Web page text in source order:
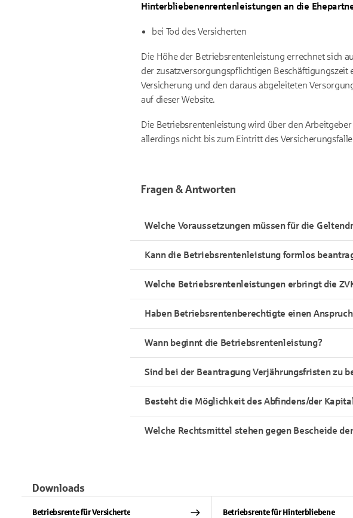
Hinterbliebenenrentenleistungen an die
bei Tod des Versicherten
Die Höhe der Betriebsrentenleistung errechnet sich
der zusatzversorgungspflichtigen
Versicherung und den daraus abgeleiteten
auf dieser Website.
Die Betriebsrentenleistung wird über den
allerdings nicht bis zum Eintritt des
Fragen & Antworten
Welche Voraussetzungen müssen für die
Kann die Betriebsrentenleistung formlos
Welche Betriebsrentenleistungen erbringt die
Haben Betriebsrentenberechtigte einen
Wann beginnt die Betriebsrentenleistung?
Sind bei der Beantragung Verjährungsfristen zu
Besteht die Möglichkeit des Abfindens/der
Welche Rechtsmittel stehen gegen Bescheide
Downloads
Betriebsrente für Versicherte Betriebsrente für Hinterbliebene